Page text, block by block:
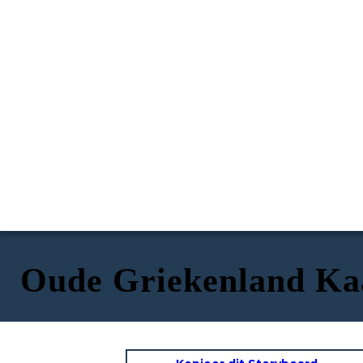
Oude Griekenland